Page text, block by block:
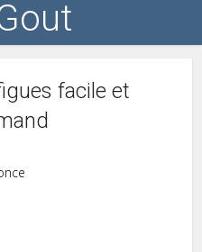
facile et